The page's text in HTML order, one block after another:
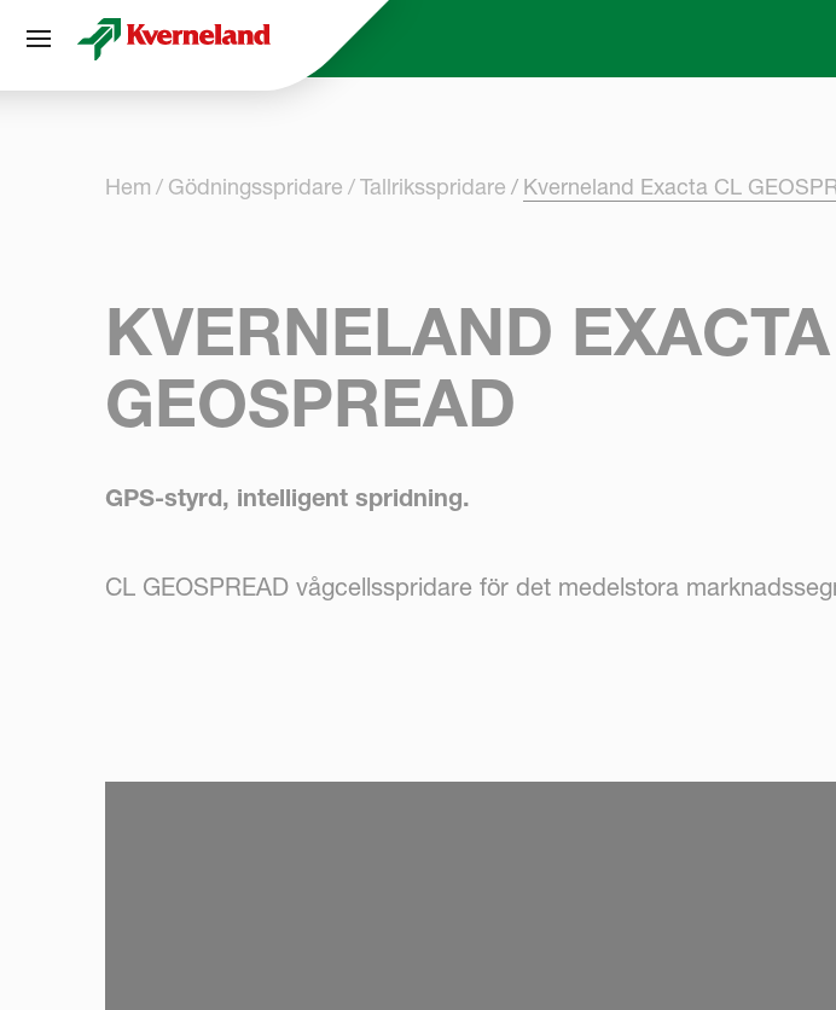
Hem Gödningsspridare Tallriksspridare Kverneland Exacta CL
KVERNELAND
GEOSPREAD
GPS-styrd, intelligent spridning.
CL GEOSPREAD vågcellsspridare för det medelstora
Cookie- hanteringspanel